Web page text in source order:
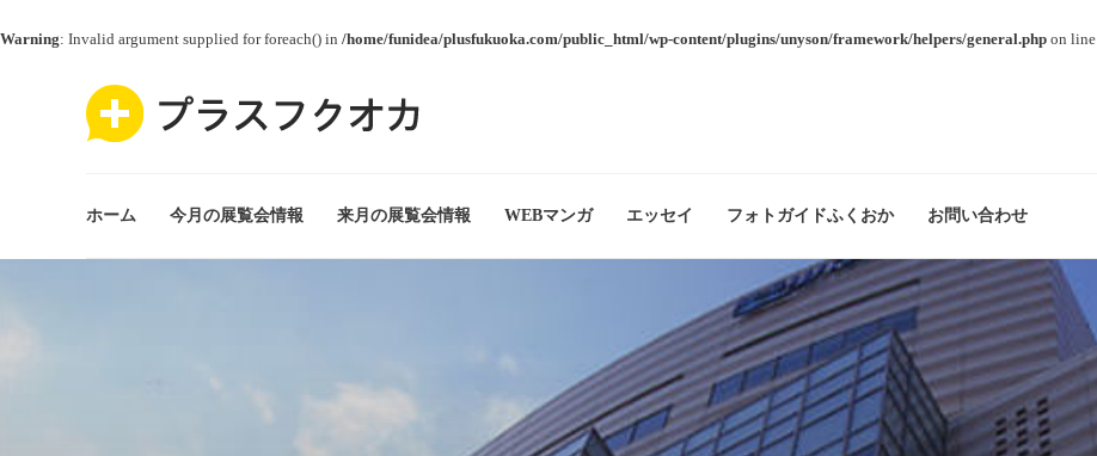
Warning: Invalid argument supplied for foreach() in /home/funidea/plusfukuoka.com/public_html/wp-content/plugins/unyson/framework/helpers/general.php on line
ホーム 今月の展覧会情報 来月の展覧会情報 WEBマンガ エッセイ フォトガイドふくおか お問い合わせ